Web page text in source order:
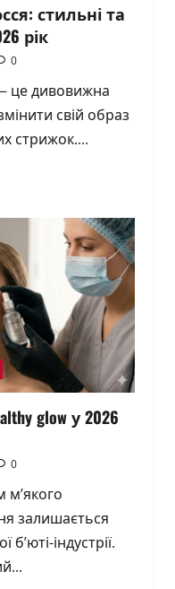
стильні та
рік
0
це дивовижна
свій образ
стрижок....
glow у 2026
0
м’якого
залишається
індустрії.